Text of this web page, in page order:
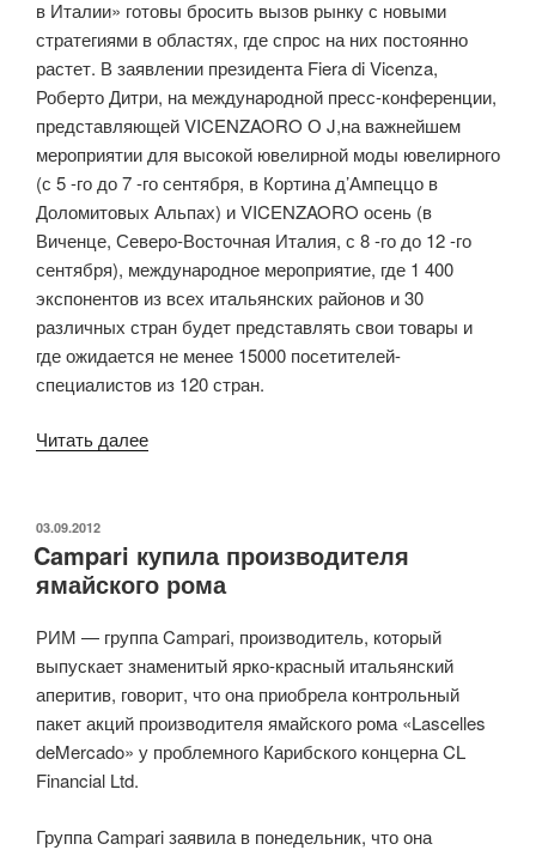
в Италии» готовы бросить вызов рынку с новыми
стратегиями в областях, где спрос на них постоянно
растет. В заявлении президента Fiera di Vicenza,
Роберто Дитри, на международной пресс-конференции,
представляющей VICENZAORO О J,на важнейшем
мероприятии для высокой ювелирной моды ювелирного
(с 5 -го до 7 -го сентября, в Кортина д’Ампеццо в
Доломитовых Альпах) и VICENZAORO осень (в
Виченце, Северо-Восточная Италия, с 8 -го до 12 -го
сентября), международное мероприятие, где 1 400
экспонентов из всех итальянских районов и 30
различных стран будет представлять свои товары и
где ожидается не менее 15000 посетителей-
специалистов из 120 стран.
Читать далее
на
рынке»
ОПУБЛИКОВАНО
03.09.2012
Campari купила производителя
ямайского рома
РИМ — группа Campari, производитель, который
выпускает знаменитый ярко-красный итальянский
аперитив, говорит, что она приобрела контрольный
пакет акций производителя ямайского рома «Lascelles
deMercado» у проблемного Карибского концерна CL
Financial Ltd.
Группа Campari заявила в понедельник, что она